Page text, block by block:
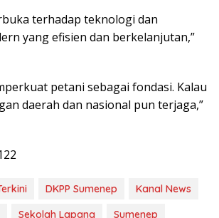
terhadap teknologi dan
yang efisien dan berkelanjutan,”
petani sebagai fondasi. Kalau
daerah dan nasional pun terjaga,”
DKPP Sumenep
Kanal News
Sekolah Lapang
Sumenep